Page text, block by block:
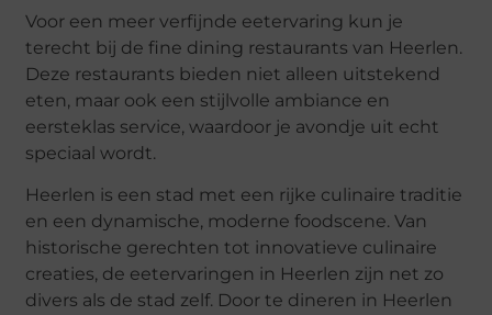
Voor een meer verfijnde eetervaring kun je
terecht bij de fine dining restaurants van Heerlen.
Deze restaurants bieden niet alleen uitstekend
eten, maar ook een stijlvolle ambiance en
eersteklas service, waardoor je avondje uit echt
speciaal wordt.
Heerlen is een stad met een rijke culinaire traditie
en een dynamische, moderne foodscene. Van
historische gerechten tot innovatieve culinaire
creaties, de eetervaringen in Heerlen zijn net zo
divers als de stad zelf. Door te dineren in Heerlen